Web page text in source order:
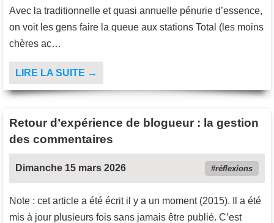
Avec la traditionnelle et quasi annuelle pénurie d’essence,
on voit les gens faire la queue aux stations Total (les moins
chères ac…
LIRE LA SUITE →
Retour d’expérience de blogueur : la gestion
des commentaires
Dimanche 15 mars 2026 réflexions
Note : cet article a été écrit il y a un moment (2015). Il a été
mis à jour plusieurs fois sans jamais être publié. C’est